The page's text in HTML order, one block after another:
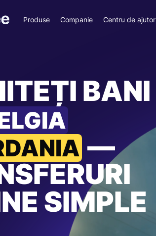
Produse Companie Centru de ajutor
BANI
—
SIMPLE